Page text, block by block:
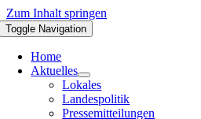
Zum Inhalt springen
Toggle Navigation
Home
Aktuelles
Lokales
Landespolitik
Pressemitteilungen